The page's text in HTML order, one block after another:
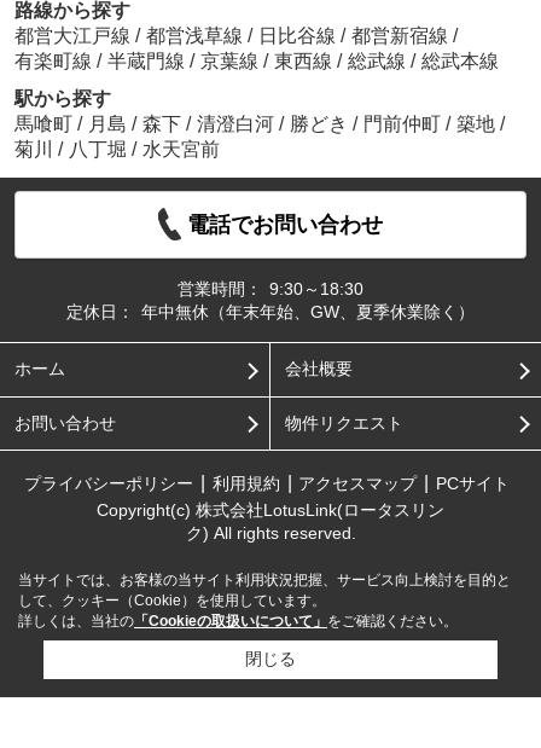
路線から探す
都営大江戸線 / 都営浅草線 / 日比谷線 / 都営新宿線 /
有楽町線 / 半蔵門線 / 京葉線 / 東西線 / 総武線 / 総武本線
駅から探す
馬喰町 / 月島 / 森下 / 清澄白河 / 勝どき / 門前仲町 / 築地 /
菊川
/ 八丁堀 / 水天宮前
電話でお問い合わせ
営業時間：
9:30～18:30
定休日：
年中無休（年末年始、GW、夏季休業除く）
ホーム 会社概要
お問い合わせ 物件リクエスト
プライバシーポリシー 利用規約 アクセスマップ
PCサイト
Copyright(c) 株式会社LotusLink(ロータスリン
ク) All rights reserved.
当サイトでは、お客様の当サイト利用状況把握、サービス向上検討を目的と
して、クッキー（Cookie）を使用しています。
詳しくは、当社の 「Cookieの取扱いについて」 をご確認ください。
閉じる